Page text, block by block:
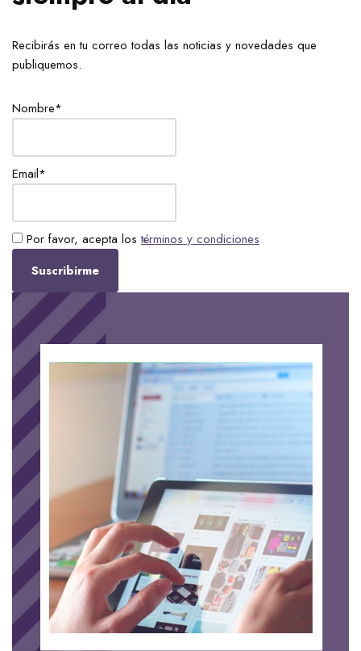
Recibirás en tu correo todas las noticias y novedades que
publiquemos.
Nombre*
Email*
Por favor, acepta lostérminos y condiciones